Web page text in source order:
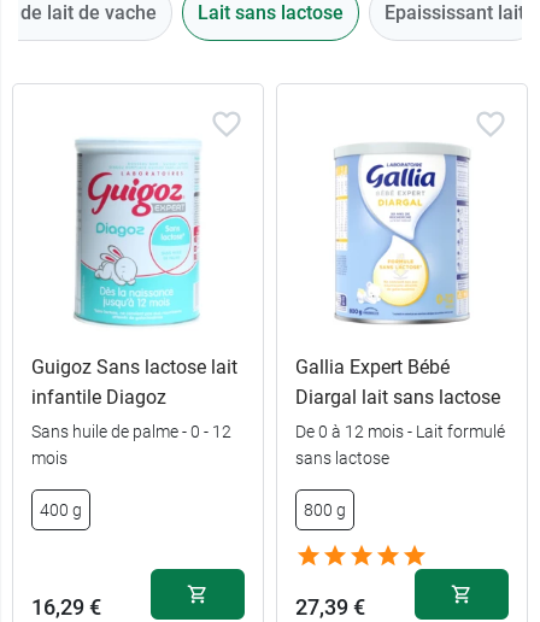
de lait de vache Lait sans lactose Epaississant lait
Guigoz Sans lactose lait
infantile Diagoz
Sans huile de palme - 0 - 12
mois
400 g
16,29 €
Gallia Expert Bébé
Diargal lait sans lactose
De 0 à 12 mois - Lait formulé
sans lactose
800 g
27,39 €